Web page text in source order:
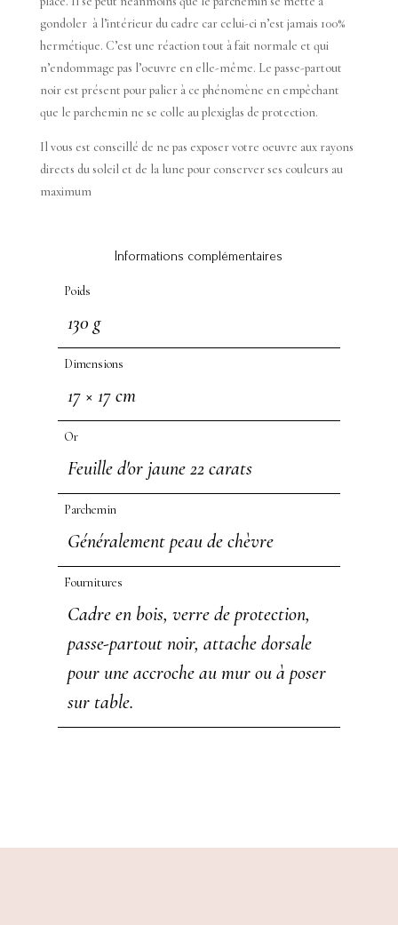
gondoler à l’intérieur du cadre car celui-ci n’est jamais 100%
hermétique. C’est une réaction tout à fait normale et qui
n’endommage pas l’oeuvre en elle-même. Le passe-partout
noir est présent pour palier à ce phénomène en empêchant
que le parchemin ne se colle au plexiglas de protection.
Il vous est conseillé de ne pas exposer votre oeuvre aux rayons
directs du soleil et de la lune pour conserver ses couleurs au
maximum
Informations complémentaires
Poids
130 g
Dimensions
17 × 17 cm
Or
Feuille d'or jaune 22 carats
Parchemin
Généralement peau de chèvre
Fournitures
Cadre en bois, verre de protection,
passe-partout noir, attache dorsale
pour une accroche au mur ou à poser
sur table.